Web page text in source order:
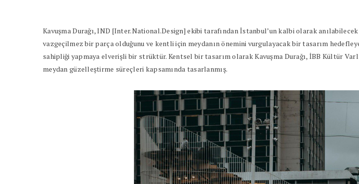
Kavuşma Durağı, IND [Inter.National.Design] ekibi tarafından İstanbul’un kalbi olarak
vazgeçilmez bir parça olduğunu ve kentli için meydanın önemini vurgulayacak bir tasarım
sahipliği yapmaya elverişli bir strüktür. Kentsel bir tasarım olarak Kavuşma Durağı, İBB Kültür
meydan güzelleştirme süreçleri kapsamında tasarlanmış.